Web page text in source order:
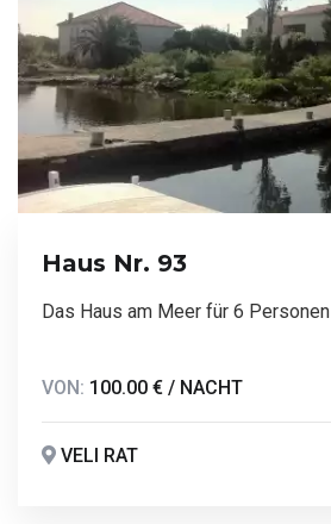
Haus Nr. 93
Das Haus am Meer für 6 Personen
VON: 100.00 € / NACHT
VELI RAT